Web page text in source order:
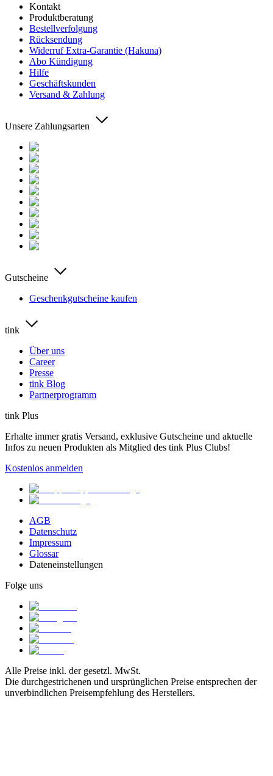
Kontakt
Produktberatung
Bestellverfolgung
Rücksendung
Widerruf Extra-Garantie (Hakuna)
Abo Kündigung
Hilfe
Geschäftskunden
Versand & Zahlung
Unsere Zahlungsarten
Gutscheine
Geschenkgutscheine kaufen
tink
Über uns
Career
Presse
tink Blog
Partnerprogramm
tink Plus
Erhalte immer gratis Versand, exklusive Gutscheine und aktuelle
Infos zu neuen Produkten als Mitglied des tink Plus Clubs!
Kostenlos anmelden
AGB
Datenschutz
Impressum
Glossar
Dateneinstellungen
Folge uns
Alle Preise inkl. der gesetzl. MwSt.
Die durchgestrichenen und ursprünglichen Preise entsprechen der
unverbindlichen Preisempfehlung des Herstellers.